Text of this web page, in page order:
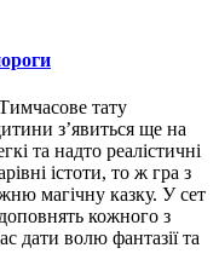
тату
зʼявиться ще на
та надто реалістичні
істоти, то ж гра з
магічну казку. У сет
доповнять кожного з
дати волю фантазії та